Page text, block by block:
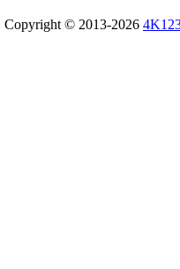
Copyright © 2013-2026